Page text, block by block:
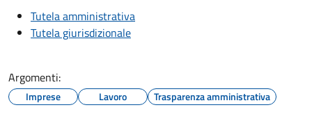
Tutela amministrativa
Tutela giurisdizionale
Argomenti:
Imprese Lavoro Trasparenza amministrativa